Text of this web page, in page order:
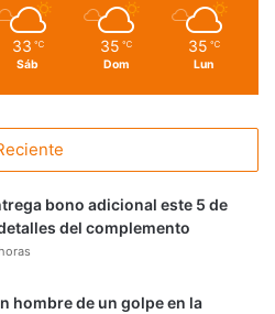
33 ℃
Sáb
35 ℃
Dom
35 ℃
Lun
bono adicional este 5 de
del complemento
hombre de un golpe en la